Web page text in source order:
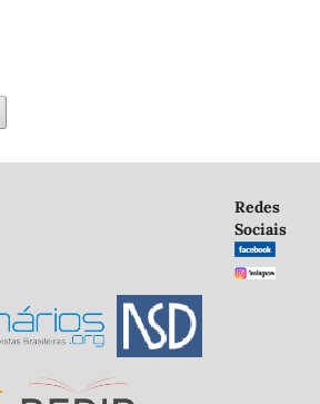
Redes
Sociais